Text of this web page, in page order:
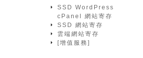
SSD WordPress
cPanel 網站寄存
SSD 網站寄存
雲端網站寄存
[增值服務]